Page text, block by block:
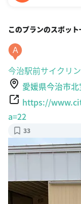
このプランのスポッ
A
今治駅前サイクリ
愛媛県今治市
https://
a=22
33